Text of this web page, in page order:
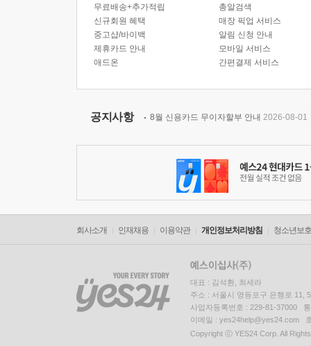
무료배송+추가적립
신규회원 혜택
중고샵/바이백
제휴카드 안내
애드온
총알검색
매장 픽업 서비스
알림 신청 안내
모바일 서비스
간편결제 서비스
공지사항 8월 신용카드 무이자할부 안내 2026-08-01
회사소개 인재채용 이용약관 개인정보처리방침 청소년보
대표 : 김석환, 최세라
주소 : 서울시 영등포구 은행로 11,
사업자등록번호 : 229-81-37000
이메일 : yes24help@yes24.com
Copyright ⓒ YES24 Corp. All